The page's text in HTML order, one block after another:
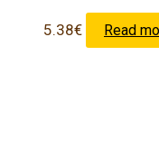
5.38€ Read